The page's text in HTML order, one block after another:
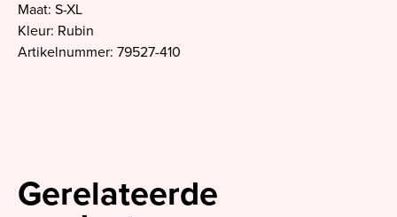
Maat: S-XL
Kleur: Rubin
Artikelnummer: 79527-410
Gerelateerde